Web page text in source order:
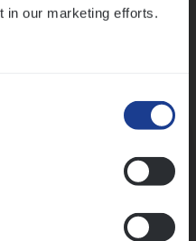
in our marketing efforts.